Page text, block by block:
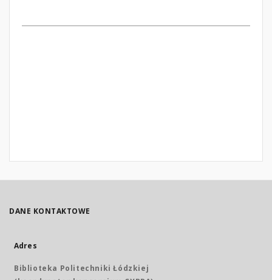
DANE KONTAKTOWE
Adres
Biblioteka Politechniki Łódzkiej